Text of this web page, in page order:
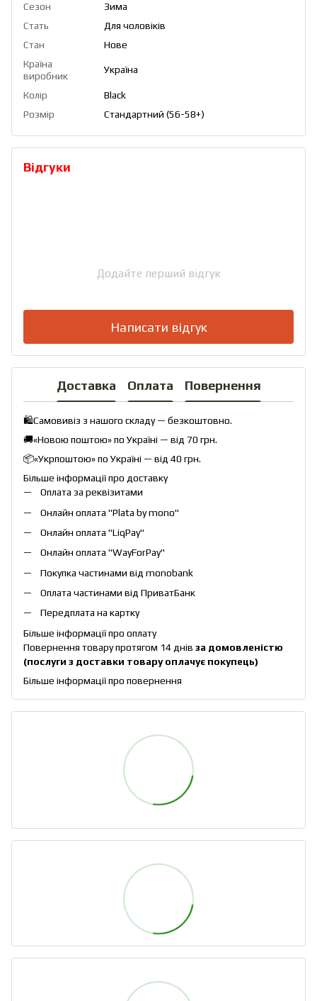
Сезон
Зима
Стать
Для чоловіків
Стан
Нове
Країна
виробник
Україна
Колір
Black
Розмір
Стандартний (56-58+)
Відгуки
Додайте перший відгук
Написати відгук
Доставка Оплата Повернення
🛍️Самовивіз з нашого складу — безкоштовно.
🚚«Новою поштою» по Україні — від 70 грн.
📦«Укрпоштою» по Україні — від 40 грн.
Більше інформації про доставку
Оплата за реквізитами
Онлайн оплата "Plata by mono"
Онлайн оплата "LiqPay"
Онлайн оплата "WayForPay"
Покупка частинами від monobank
Оплата частинами від ПриватБанк
Передплата на картку
Більше інформації про оплату
Повернення товару протягом 14 днів за домовленістю
(послуги з доставки товару оплачує покупець)
Більше інформації про повернення